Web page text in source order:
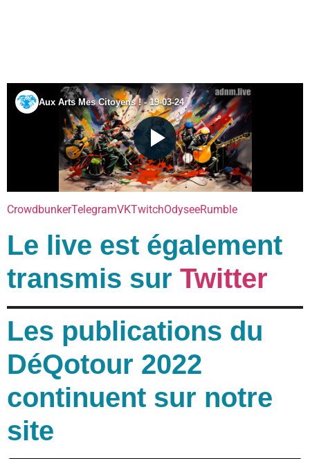
CrowdbunkerTelegramVKTwitchOdyseeRumble
Le live est également
transmis sur Twitter
Les publications du
DéQotour 2022
continuent sur notre
site